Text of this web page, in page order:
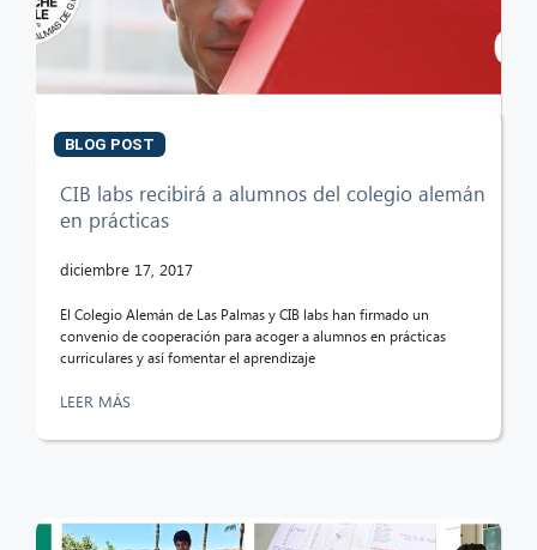
BLOG POST
CIB labs recibirá a alumnos del colegio alemán
en prácticas
diciembre 17, 2017
El Colegio Alemán de Las Palmas y CIB labs han firmado un
convenio de cooperación para acoger a alumnos en prácticas
curriculares y así fomentar el aprendizaje
LEER MÁS